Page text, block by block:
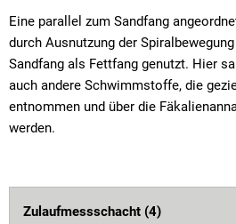
Eine parallel zum Sandfang
durch Ausnutzung der
Sandfang als Fettfang genutzt. Hier
auch andere Schwimmstoffe, die
entnommen und über die
werden.
Zulaufmessschacht (4)